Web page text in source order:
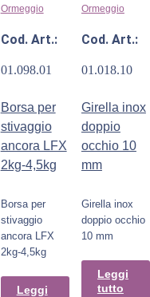
Ormeggio
Cod. Art.:
01.098.01
Borsa per
stivaggio
ancora LFX
2kg-4,5kg
Borsa per
stivaggio
ancora LFX
2kg-4,5kg
Leggi
Ormeggio
Cod. Art.:
01.018.10
Girella inox
doppio
occhio 10
mm
Girella inox
doppio occhio
10 mm
Leggi
tutto